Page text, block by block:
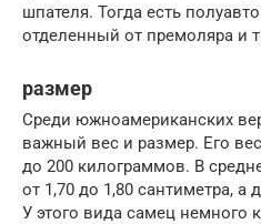
шпателя. Тогда есть
отделенный от премоляра и
размер
Среди южноамериканских
важный вес и размер. Его
до 200 килограммов. В
от 1,70 до 1,80 сантиметра, а
У этого вида самец немного